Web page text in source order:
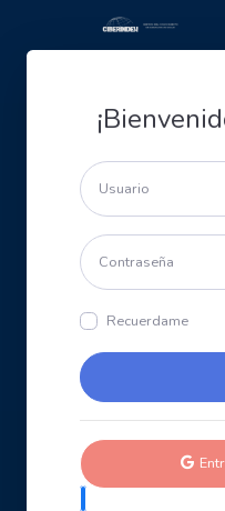
Recuerdame